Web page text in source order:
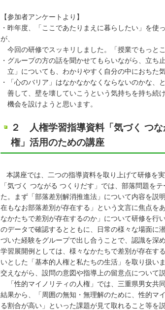
【参加者アンケートより】
・昨年度、「ここであたりまえに暮らしたい」を
が、
今回の研修でスッキリしました。「授業でもっと
・グループの方の話を聞かせてもらいながら、立
立」についても、わかりやすく自分の中におちた気
・「心のバリア」はなかなかなくならないのかな
善して、壁を壊していこうという気持ちを持ち続
機会を設けようと思います。
２ 人権学習指導資料「気づく つな
権」活用のための講座
本講座では、二つの指導資料を取り上げて研修を実
「気づく つながる つくりだす」では、部落問題を
た。まず「部落差別解消推進法」について内容を説
在もなお部落差別が存在する」という文言に焦点を
なかたちで差別が存在するのか」について研修を行
のデータで確認するとともに、日常の様々な場面に
づいた経験をグループで出し合うことで、認識を深
学習展開例としては、様々なかたちで差別が存在す
いとした「基本的人権と私たちの生活」を取り扱い
交えながら、設問の意図や指導上の留意点について説
「性的マイノリティの人権」では、三重県男女共
結果から、「周囲の無知・無理解のために、性的マ
る割合が高い」といった課題が見て取れること等を